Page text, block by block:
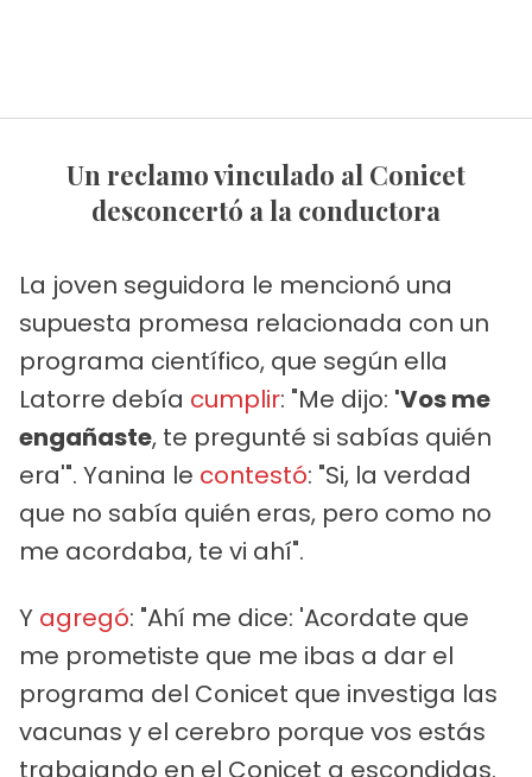
Un reclamo vinculado al Conicet
desconcertó a la conductora
La joven seguidora le mencionó una
supuesta promesa relacionada con un
programa científico, que según ella
Latorre debía cumplir: "Me dijo: 'Vos me
engañaste, te pregunté si sabías quién
era'". Yanina le contestó: "Si, la verdad
que no sabía quién eras, pero como no
me acordaba, te vi ahí".
Y agregó: "Ahí me dice: 'Acordate que
me prometiste que me ibas a dar el
programa del Conicet que investiga las
vacunas y el cerebro porque vos estás
trabajando en el Conicet a escondidas.